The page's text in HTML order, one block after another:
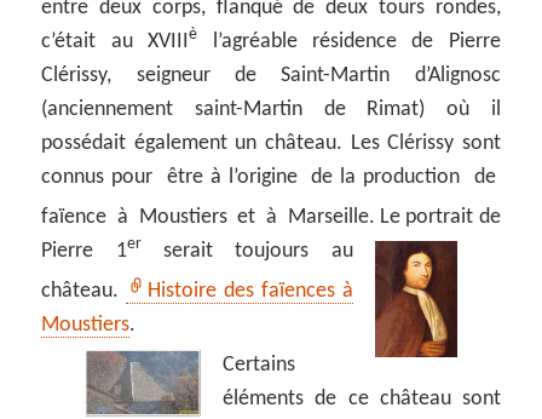
entre deux corps, flanqué de deux tours rondes,
c’était au XVIIIè
l’agréable résidence de Pierre
Clérissy, seigneur de Saint-Martin d’Alignosc
(anciennement saint-Martin de Rimat) où il
possédait également un château. Les Clérissy sont
connus pour être à l’origine de la production de
faïence à Moustiers et à Marseille. Le portrait de
Pierre 1er
serait toujours au
château.
Histoire des faïences à
Moustiers.
Certains
éléments de ce château sont